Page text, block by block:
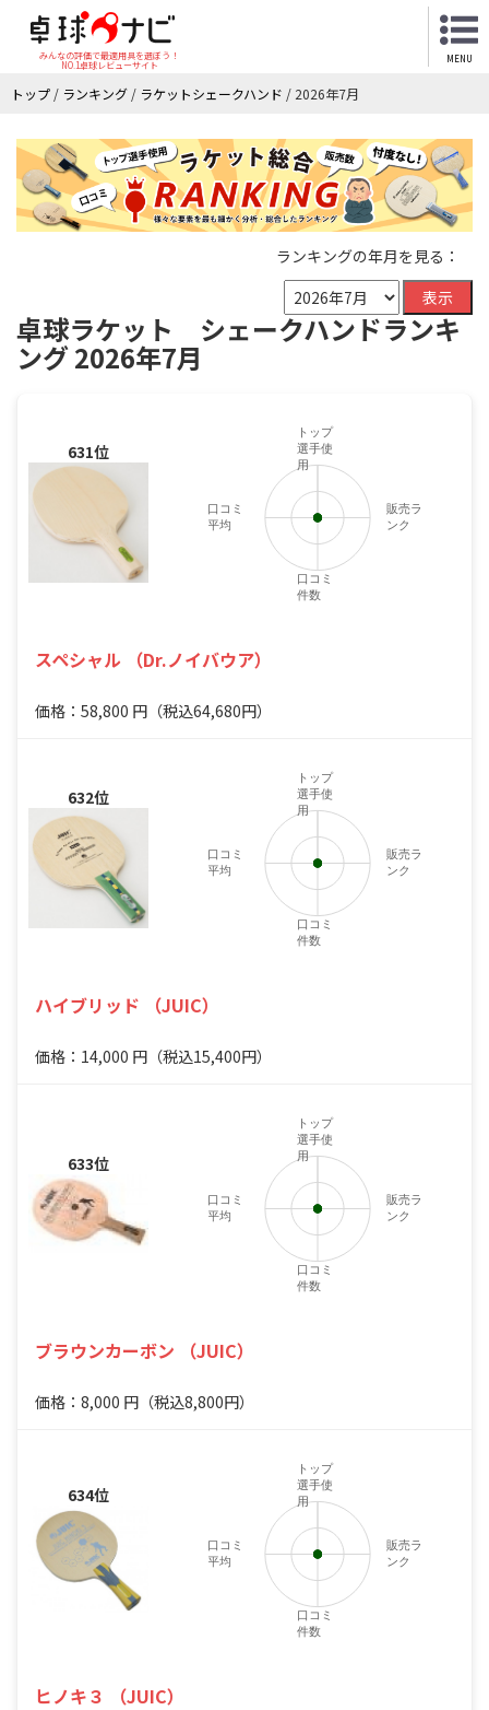
みんなの評価で最適用具を選ぼう！
NO.1卓球レビューサイト
MENU
トップ / ランキング / ラケットシェークハンド / 2026年7月
ランキングの年月を見る：
表示
卓球ラケット シェークハンドランキ
ング 2026年7月
631位
スペシャル （Dr.ノイバウア）
価格：58,800 円 （税込64,680円）
トップ
選手使
用
販売ラ
ンク
口コミ
件数
口コミ
平均
632位
ハイブリッド （JUIC）
価格：14,000 円 （税込15,400円）
トップ
選手使
用
販売ラ
ンク
口コミ
件数
口コミ
平均
633位
ブラウンカーボン （JUIC）
価格：8,000 円 （税込8,800円）
トップ
選手使
用
販売ラ
ンク
口コミ
件数
口コミ
平均
634位
ヒノキ３ （JUIC）
トップ
選手使
用
販売ラ
ンク
口コミ
件数
口コミ
平均